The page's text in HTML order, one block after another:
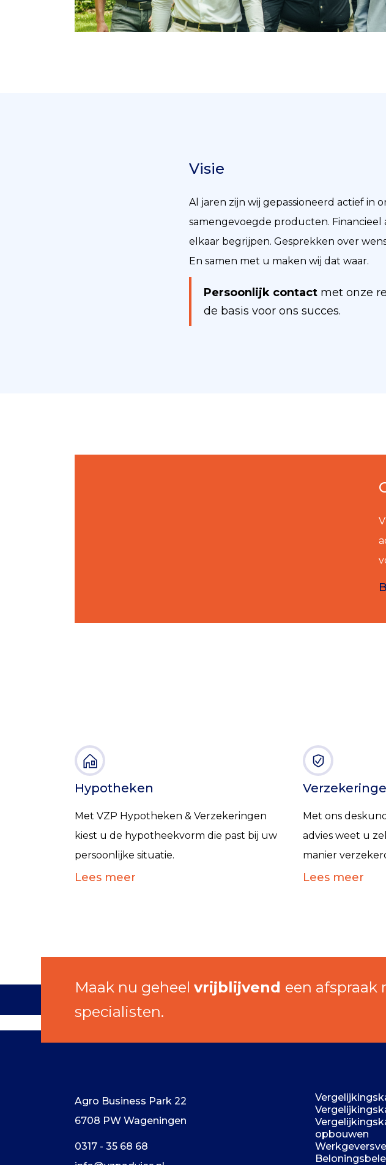
Visie
Al jaren zijn wij gepassioneerd actief in
samengevoegde producten. Financieel
elkaar begrijpen. Gesprekken over
En samen met u maken wij dat waar.
Persoonlijk contactmet onze
de basis voor ons succes.
Hypotheken
Met VZP Hypotheken & Verzekeringen
kiest u de hypotheekvorm die past bij uw
persoonlijke situatie.
Lees meer
Met ons
advies weet u
manier
Lees meer
Maak nu geheel vrijblijvend een afspraak
specialisten.
Agro Business Park 22
6708 PW Wageningen
0317 - 35 68 68
opbouwen